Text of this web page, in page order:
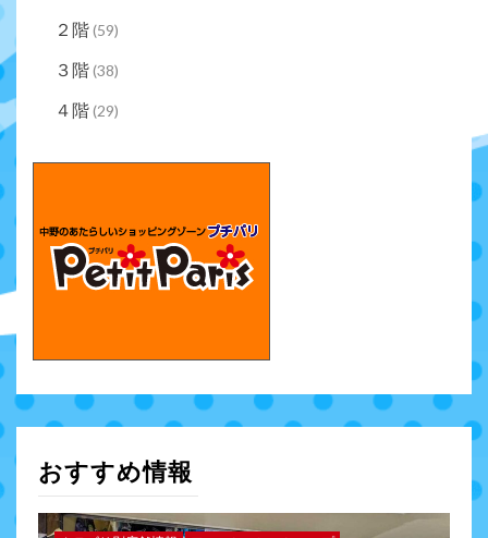
２階(59)
３階(38)
４階(29)
おすすめ情報